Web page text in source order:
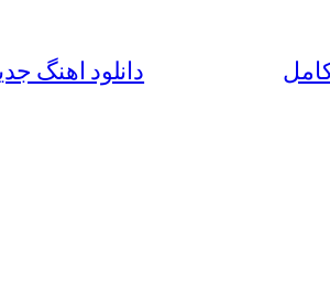
دانلود اهنگ